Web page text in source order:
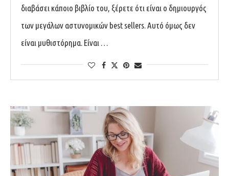
διαβάσει κάποιο βιβλίο του, ξέρετε ότι είναι o δημιουργός
των μεγάλων αστυνομικών best sellers. Αυτό όμως δεν
είναι μυθιστόρημα. Είναι …